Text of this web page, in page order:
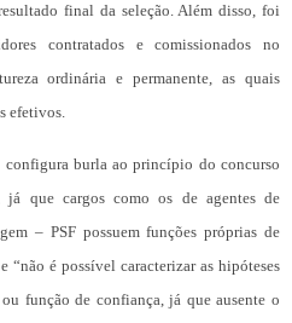
final da seleção. Além disso, foi
contratados e comissionados no
ordinária e permanente, as quais
efetivos.
burla ao princípio do concurso
que cargos como os de agentes de
– PSF possuem funções próprias de
“não é possível caracterizar as hipóteses
função de confiança, já que ausente o